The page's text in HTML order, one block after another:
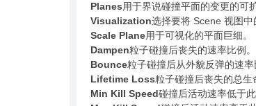
Planes用于界说碰撞平面的变更的可
Visualization选择要将 Scene 视图中
Scale Plane用于可视化的平面巨细。
Dampen粒子碰撞后丧失的速率比例。
Bounce粒子碰撞后从外貌反弹的速率
Lifetime Loss粒子碰撞后丧失的总生
Min Kill Speed碰撞后活动速率低于